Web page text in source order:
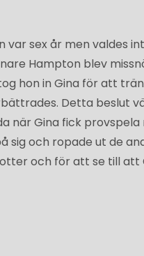
sex år men valdes
Hampton blev
hon in Gina för att
Detta beslut
när Gina fick
sig och ropade ut de
och för att se till att